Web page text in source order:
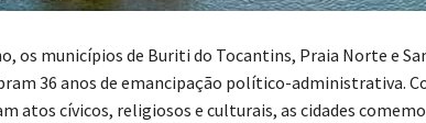
os municípios de Buriti do Tocantins, Praia Norte e
36 anos de emancipação político-administrativa.
atos cívicos, religiosos e culturais, as cidades